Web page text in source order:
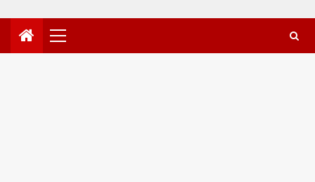
Primary
Menu